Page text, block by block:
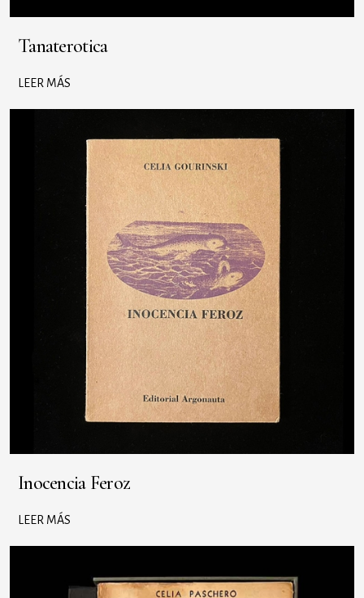
Tanaterotica
LEER MÁS
Inocencia Feroz
LEER MÁS